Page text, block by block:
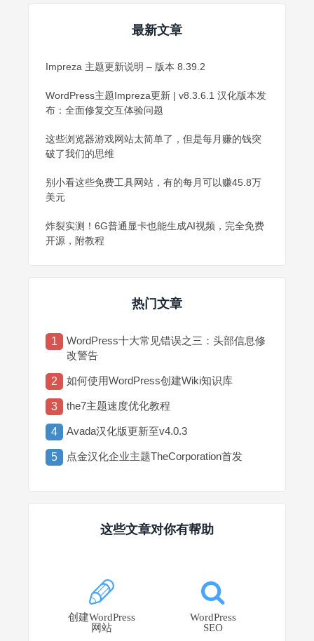
最新文章
Impreza 主题更新说明 – 版本 8.39.2
WordPress主题Impreza更新 | v8.3.6.1 汉化版本发
布：全面修复交互体验问题
这些浏览器游戏网站太简单了，但是每月赚的钱突
破了我们的思维
别小看这些免费工具网站，有的每月可以赚45.8万
美元
炸裂实测！6G普通显卡也能生成AI视频，完全免费
开源，附教程
热门文章
1
WordPress十大常见错误之三：头部信息修
改警告
2 如何使用WordPress创建Wiki知识库
3 the7主题速度优化教程
4 Avada汉化版更新至v4.0.3
5 点金汉化企业主题TheCorporation首发
这些文章对你有帮助
创建WordPress
网站
WordPress
SEO